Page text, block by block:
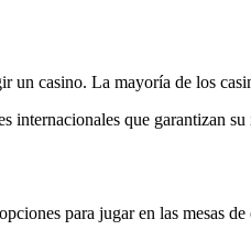
un casino. La mayoría de los
internacionales que garantizan
para jugar en las mesas